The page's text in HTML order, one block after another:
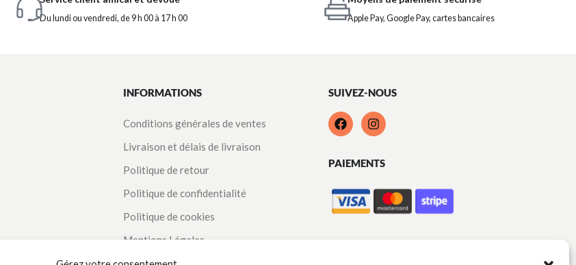
Du lundi ou vendredi, de 9 h 00 à 17 h 00 Apple Pay, Google Pay, cartes bancaires
INFORMATIONS
Conditions générales de ventes
Livraison et délais de livraison
Politique de retour
Politique de confidentialité
Politique de cookies
Mentions Légales
SUIVEZ-NOUS
PAIEMENTS